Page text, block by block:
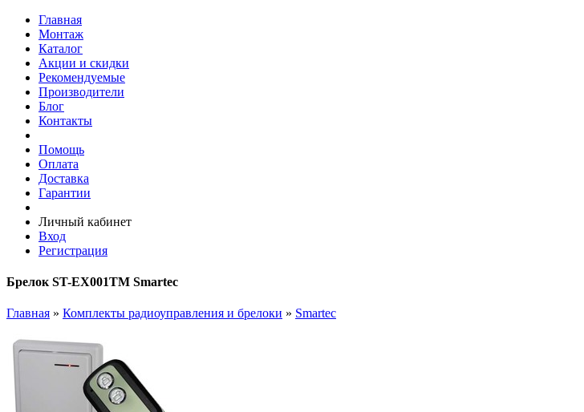
Главная
Монтаж
Каталог
Акции и скидки
Рекомендуемые
Производители
Блог
Контакты
Помощь
Оплата
Доставка
Гарантии
Личный кабинет
Вход
Регистрация
Брелок ST-EX001TM Smartec
Главная » Комплекты радиоуправления и брелоки » Smartec